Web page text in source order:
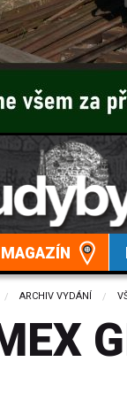
ARCHIV VYDÁNÍ